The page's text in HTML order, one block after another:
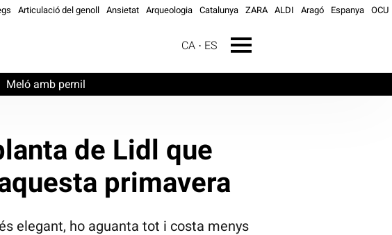
Articulació del genoll Ansietat Arqueologia Catalunya ZARA ALDI Aragó Espanya OCU
CA ES
Meló amb pernil
de Lidl que
primavera
elegant, ho aguanta tot i costa menys